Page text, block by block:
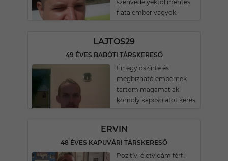
szenvedélyektől mentes
fiatalember vagyok.
LAJTOS29
49 ÉVES BABÓTI TÁRSKERESŐ
Én egy öszinte és
megbizható embernek
tartom magamat aki
komoly kapcsolatot keres.
ERVIN
48 ÉVES KAPUVÁRI TÁRSKERESŐ
Pozitív, életvidám férfi